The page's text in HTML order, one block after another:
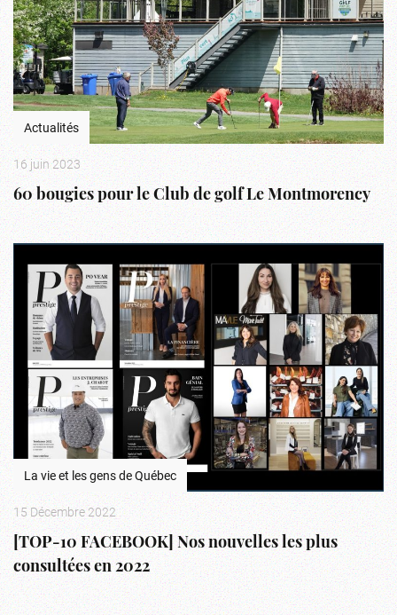
Actualités
16 juin 2023
60 bougies pour le Club de golf Le Montmorency
La vie et les gens de Québec
15 Décembre 2022
[TOP-10 FACEBOOK] Nos nouvelles les plus
consultées en 2022